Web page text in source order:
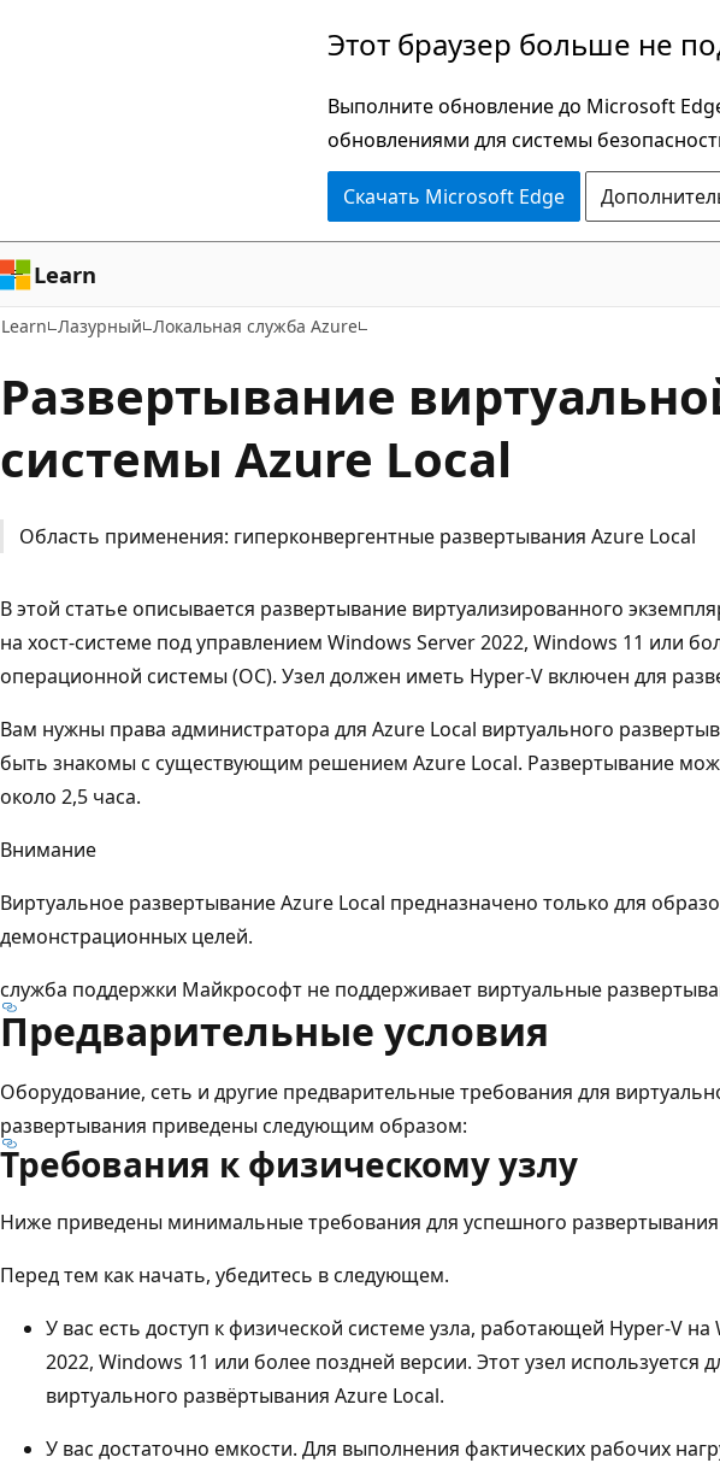
Этот браузер больше не
Выполните обновление до Microsoft
обновлениями для системы
Скачать Microsoft Edge
Learn
Learn Лазурный Локальная служба Azure
Развертывание
системы Azure Local
Область применения: гиперконвергентные развертывания Azure Local
В этой статье описывается развертывание виртуализированного
на хост-системе под управлением Windows Server 2022, Windows 11 или
операционной системы (ОС). Узел должен иметь Hyper-V включен для
Вам нужны права администратора для Azure Local виртуального
быть знакомы с существующим решением Azure Local. Развертывание
около 2,5 часа.
Внимание
Виртуальное развертывание Azure Local предназначено только для
демонстрационных целей.
служба поддержки Майкрософт не поддерживает виртуальные
Предварительные условия
Оборудование, сеть и другие предварительные требования для
развертывания приведены следующим образом:
Требования к физическому узлу
Ниже приведены минимальные требования для успешного развертывания
Перед тем как начать, убедитесь в следующем.
У вас есть доступ к физической системе узла, работающей Hyper-V
2022, Windows 11 или более поздней версии. Этот узел используется
виртуального развёртывания Azure Local.
У вас достаточно емкости. Для выполнения фактических рабочих